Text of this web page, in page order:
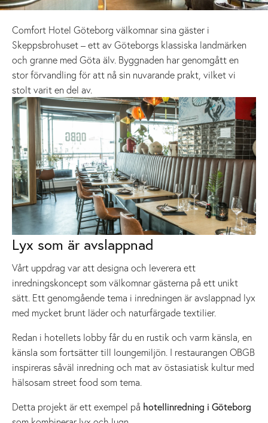
Comfort Hotel Göteborg välkomnar sina gäster i
Skeppsbrohuset – ett av Göteborgs klassiska landmärken
och granne med Göta älv. Byggnaden har genomgått en
stor förvandling för att nå sin nuvarande prakt, vilket vi
stolt varit en del av.
Lyx som är avslappnad
Vårt uppdrag var att designa och leverera ett
inredningskoncept som välkomnar gästerna på ett unikt
sätt. Ett genomgående tema i inredningen är avslappnad lyx
med mycket brunt läder och naturfärgade textilier.
Redan i hotellets lobby får du en rustik och varm känsla, en
känsla som fortsätter till loungemiljön. I restaurangen OBGB
inspireras såväl inredning och mat av östasiatisk kultur med
hälsosam street food som tema.
Detta projekt är ett exempel på hotellinredning i Göteborg